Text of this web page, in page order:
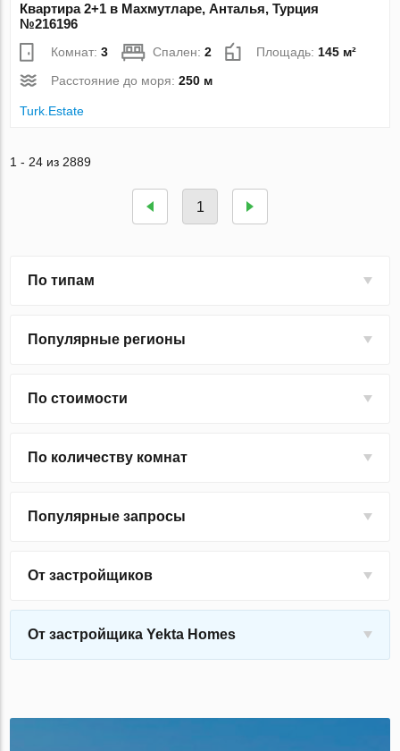
Квартира 2+1 в Махмутларе, Анталья, Турция
№216196
Комнат:3 Спален:2 Площадь:145 м²
Расстояние до моря:250 м
Turk.Estate
1 - 24 из 2889
1
По типам
Популярные регионы
По стоимости
По количеству комнат
Популярные запросы
От застройщиков
От застройщика Yekta Homes